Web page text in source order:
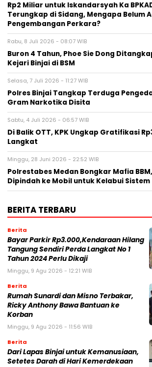
Rp2 Miliar untuk Iskandarsyah Ka
Terungkap di Sidang, Mengapa Belum
Pengembangan Perkara?
Rabu, 8 Juli 2026 - 08:07 WIB
Buron 4 Tahun, Phoe Sie Dong
Kejari Binjai di BSM
Selasa, 7 Juli 2026 - 11:27 WIB
Polres Binjai Tangkap Terduga
Gram Narkotika Disita
Sabtu, 4 Juli 2026 - 06:57 WIB
Di Balik OTT, KPK Ungkap Gratifikasi
Langkat
Minggu, 28 Juni 2026 - 22:52 WIB
Polrestabes Medan Bongkar Mafia
Dipindah ke Mobil untuk Kelabui Sistem
BERITA TERBARU
Berita
Bayar Parkir Rp3.000,Kendaraan Hilang
Tangung Sendiri Perda Langkat No 1
Tahun 2024 Perlu Dikaji
Minggu, 9 Agu 2026 - 12:21 WIB
Berita
Rumah Sunardi dan Misno Terbakar,
Ricky Anthony Bawa Bantuan ke
Korban
Minggu, 9 Agu 2026 - 11:56 WIB
Berita
Dari Lapas Binjai untuk Kemanusiaan,
Setetes Darah di Hari Kemerdekaan